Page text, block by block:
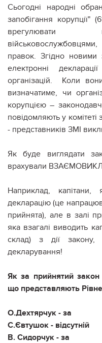
Сьогодні народні
запобігання корупції"
врегулювати
правок. Згідно новими
електронні
організацій. Коли
визначатиме, чи
корупцією –
повідомляють у комітеті
- представників ЗМІ
Як буде виглядати
врахували
Наприклад,
декларацію (це
прийнята), але в залі
яка взагалі виводить
склад) з дії
декларування!
Як за прийнятий закон
що представляють
О.Дехтярчук - за
С.Євтушок - відсутній
В. Сидорчук - за